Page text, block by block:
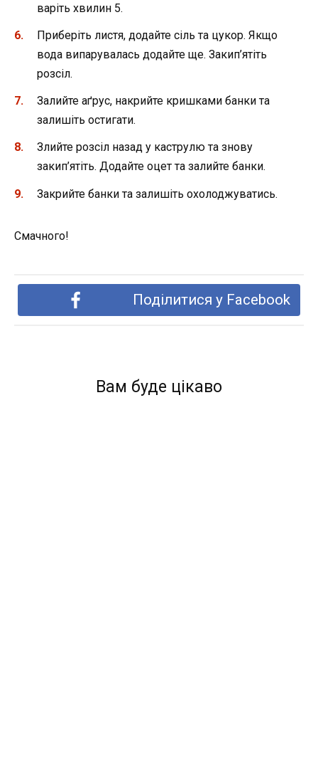
варіть хвилин 5.
Приберіть листя, додайте сіль та цукор. Якщо
вода випарувалась додайте ще. Закип’ятіть
розсіл.
Залийте аґрус, накрийте кришками банки та
залишіть остигати.
Злийте розсіл назад у каструлю та знову
закип’ятіть. Додайте оцет та залийте банки.
Закрийте банки та залишіть охолоджуватись.
Смачного!
Поділитися у Facebook
Вам буде цікаво